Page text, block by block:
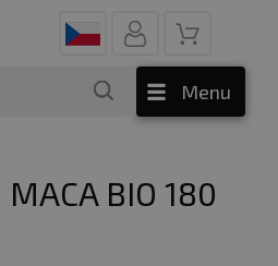
Menu
MACA BIO 180